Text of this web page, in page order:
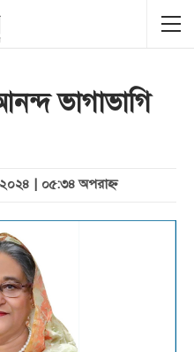
ভাগাভাগি
২০২৪ | ০৫:৩৪ অপরাহ্ণ